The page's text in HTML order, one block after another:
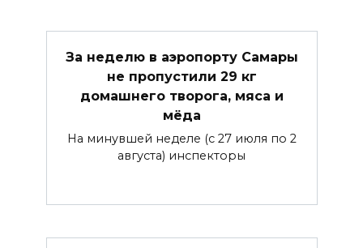
За неделю в аэропорту Самары
не пропустили 29 кг
домашнего творога, мяса и
мёда
На минувшей неделе (с 27 июля по 2
августа) инспекторы